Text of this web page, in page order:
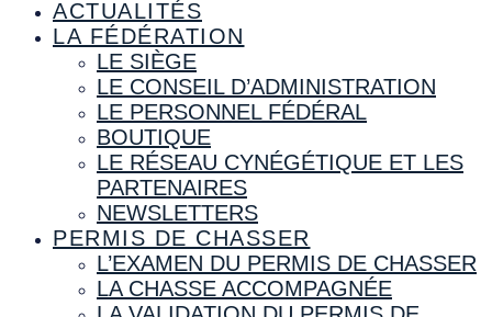
ACTUALITÉS
LA FÉDÉRATION
LE SIÈGE
LE CONSEIL D’ADMINISTRATION
LE PERSONNEL FÉDÉRAL
BOUTIQUE
LE RÉSEAU CYNÉGÉTIQUE ET LES
PARTENAIRES
NEWSLETTERS
PERMIS DE CHASSER
L’EXAMEN DU PERMIS DE CHASSER
LA CHASSE ACCOMPAGNÉE